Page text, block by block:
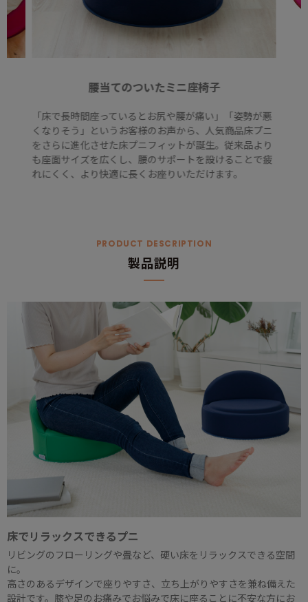
腰当てのついたミニ座椅子
「床で長時間座っているとお尻や腰が痛い」「姿勢が悪
くなりそう」というお客様のお声から、人気商品床プニ
をさらに進化させた床プニフィットが誕生。従来品より
も座面サイズを広くし、腰のサポートを設けることで疲
れにくく、より快適に長くお座りいただけます。
PRODUCT DESCRIPTION
製品説明
床でリラックスできるプニ
リビングのフローリングや畳など、硬い床をリラックスできる空間
に。
高さのあるデザインで座りやすさ、立ち上がりやすさを兼ね備えた
設計です。膝や足のお痛みでお悩みで床に座ることに不安な方にお